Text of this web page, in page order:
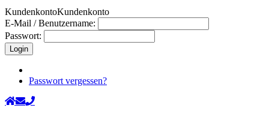
KundenkontoKundenkonto
E-Mail / Benutzername:
Passwort:
Passwort vergessen?